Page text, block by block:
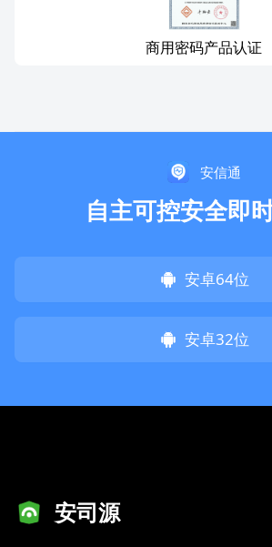
商用密码产品认证
安信通
自主可控安全即
安卓64位
安卓32位
安司源